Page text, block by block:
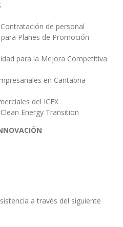
de personal
Planes de Promoción
para la Mejora Competitiva
en Cantabria
del ICEX
Energy Transition
a través del siguiente